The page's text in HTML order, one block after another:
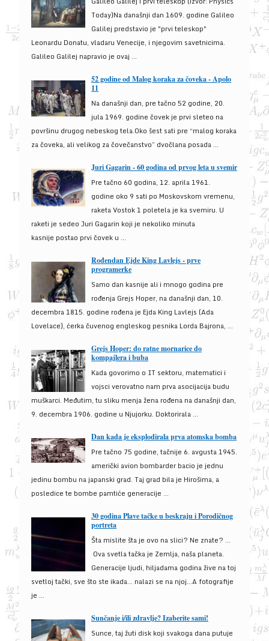
Today)Na današnji dan 1609. godine Galileo
Galilej predstavio je "prvi teleskop"
Leonardu Donatu, vladaru Venecije, i njegovim savetnicima.
Galileo Galilej napravio je ovaj ...
52 godine od Malog koraka za čoveka - Apolo
11
Na današnji dan, pre tačno 52 godine, 20.
jula 1969. godine čovek je prvi sleteo na
površinu drugog nebeskog tela.Oko šest sati pre “malog koraka
za čoveka, ali velikog za čovečanstvo” dvočlana posada ...
Juri Gagarin - 60 godina od prvog leta u svemir
Pre tačno 60 godina, 12. aprila 1961.
godine oko 9 sati po Moskovskom vremenu,
raketa Vostok 1 poletela je ka svemiru. U
raketi je sedeo Juri Gagarin koji je nekoliko minuta
kasnije postao prvi čovek u ...
Rođendan Ejde King Lavlejs - prve
programerke
Samo dan kasnije ali i mnogo godina pre
rođenja Grejs Hoper, na današnji dan, 10.
decembra 1815. godine rođena je Ejda King Lavlejs (Ada
Lovelace), ćerka čuvenog engleskog pesnika Lorda Bajrona, ...
Grejs Hoper: do ratne mornarice do
kompajlera i buba
Kada govorimo o IT sektoru, matematici i
vojsci verovatno nam prva asocijacija budu
muškarci. Međutim, tu sliku menja žena rođena na današnji dan,
9. decembra 1906. godine u Njujorku. Doktorirala ...
Dan kada je eksplodirala prva atomska bomba
Pre tačno 75 godine, tačnije 6. avgusta 1945.
američki avion bombarder bacio je jednu
jedinu bombu na japanski grad. Taj grad bila je Hirošima, a
posledice te bombe pamtiće generacije ...
30 godina Plave tačke u beskraju i Porodičnog
portreta
Šta mislite šta je ovo na slici? Ne znate? …
Ova svetla tačka je Zemlja, naša planeta.
Generacije ljudi, hiljadama godina žive na toj
svetloj tački, sve što ste ikada… nalazi se na njoj…A fotografije
je ...
Sunčanje i/ili zdravlje? Izaberite sami!
Sunce, taj žuti disk koji svakoga dana putuje